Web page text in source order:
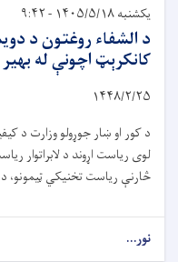
یکشنبه ۱۴۰۵/۵/۱۸ - ۹:۴۲
د الشفاء روغتون د
کانکرېټ اچونې له
۱۴۴۸/۲/۲۵
د کور او ښار جوړولو وزارت د
لوی ریاست اړوند د لابراتوار
څارنې ریاست تخنیکي ټیمونو،
نور...